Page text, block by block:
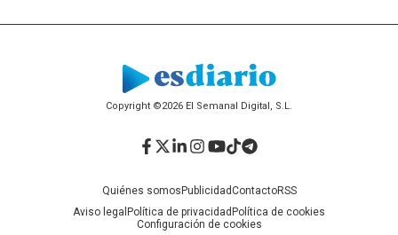
Copyright ©2026 El Semanal Digital, S.L.
Quiénes somos PublicidadContactoRSS
Aviso legal Política de privacidad Política de cookies
Configuración de cookies
Facebook
Twitter
LinkedIn
Instagram
YouTube
TikTok
Telegram